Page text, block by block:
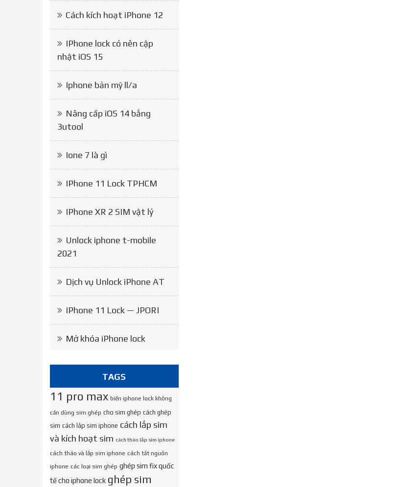
Cách kích hoạt iPhone 12
IPhone lock có nên cập
nhật iOS 15
Iphone bản mỹ ll/a
Nâng cấp iOS 14 bằng
3utool
Ione 7 là gì
IPhone 11 Lock TPHCM
IPhone XR 2 SIM vật lý
Unlock iphone t-mobile
2021
Dịch vụ Unlock iPhone AT
IPhone 11 Lock — JPORI
Mở khóa iPhone lock
TAGS
11 pro max biến iphone lock không
cần dùng sim ghép cho sim ghép cách ghép
sim cách lắp sim iphone cách lắp sim
và kích hoạt sim cách tháo lắp sim iphone
cách tháo và lắp sim iphone cách tắt nguồn
iphone các loại sim ghép ghép sim fix quốc
tế cho iphone lock ghép sim